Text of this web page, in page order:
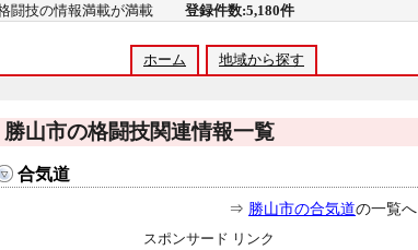
格闘技の情報満載が満載 登録件数:5,180件
ホーム 地域から探す
勝山市の格闘技関連情報一覧
合気道
⇒ 勝山市の合気道の一覧へ
スポンサード リンク